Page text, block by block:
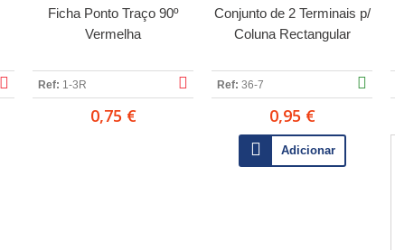
Ficha Ponto Traço 90º
Vermelha
Ref: 1-3R
0,75 €
Conjunto de 2 Terminais p/
Coluna Rectangular
Ref: 36-7
0,95 €
Adicionar